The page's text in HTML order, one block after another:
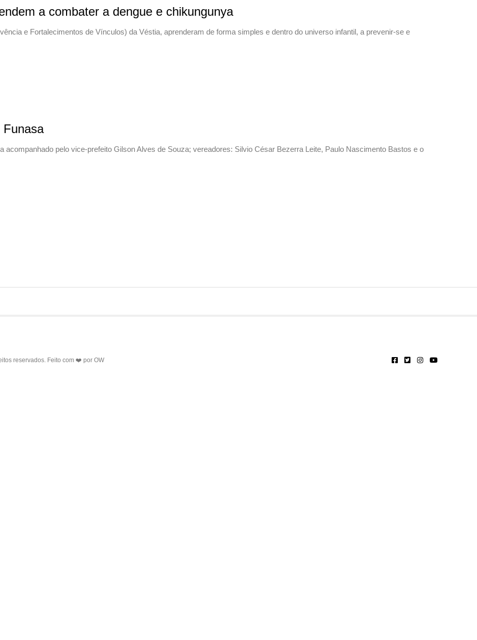
a combater a dengue e chikungunya
e Fortalecimentos de Vínculos) da Véstia, aprenderam de forma simples e dentro do universo infantil, a prevenir-se e
Funasa
acompanhado pelo vice-prefeito Gilson Alves de Souza; vereadores: Silvio César Bezerra Leite, Paulo Nascimento Bastos e o
reservados. Feito com ❤️ por OW